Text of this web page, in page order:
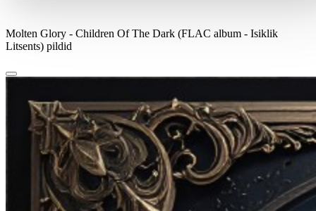
9 Thorns Beneath The Velvet Sky PREVIEW
12 Where Shadows Breathe My Name PREVIEW
Molten Glory - Children Of The Dark (FLAC album - Isiklik
Litsents) pildid